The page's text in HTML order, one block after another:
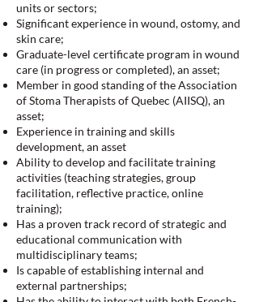
units or sectors;
Significant experience in wound, ostomy, and
skin care;
Graduate-level certificate program in wound
care (in progress or completed), an asset;
Member in good standing of the Association
of Stoma Therapists of Quebec (AIISQ), an
asset;
Experience in training and skills
development, an asset
Ability to develop and facilitate training
activities (teaching strategies, group
facilitation, reflective practice, online
training);
Has a proven track record of strategic and
educational communication with
multidisciplinary teams;
Is capable of establishing internal and
external partnerships;